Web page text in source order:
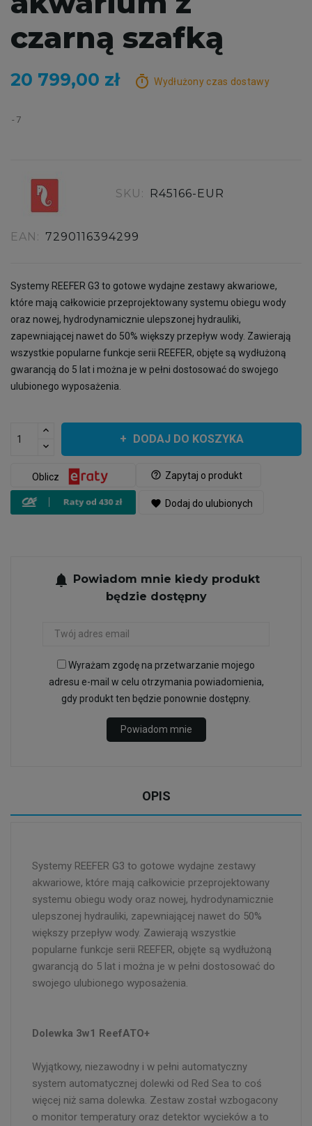
czarną szafką
20 799,00 zł timer Wydłużony czas dostawy
7
SKU: R45166-EUR
EAN: 7290116394299
Systemy REEFER G3 to gotowe wydajne zestawy akwariowe,
które mają całkowicie przeprojektowany systemu obiegu wody
oraz nowej, hydrodynamicznie ulepszonej hydrauliki,
zapewniającej nawet do 50% większy przepływ wody. Zawierają
wszystkie popularne funkcje serii REEFER, objęte są wydłużoną
gwarancją do 5 lat i można je w pełni dostosować do swojego
ulubionego wyposażenia.
DODAJ DO KOSZYKA
help_outline Zapytaj o produkt
Oblicz
favorite Dodaj do ulubionych
notifications Powiadom mnie kiedy produkt
będzie dostępny
Wyrażam zgodę na przetwarzanie mojego
adresu e-mail w celu otrzymania powiadomienia,
gdy produkt ten będzie ponownie dostępny.
Powiadom mnie
OPIS
Systemy REEFER G3 to gotowe wydajne zestawy
akwariowe, które mają całkowicie przeprojektowany
systemu obiegu wody oraz nowej, hydrodynamicznie
ulepszonej hydrauliki, zapewniającej nawet do 50%
większy przepływ wody. Zawierają wszystkie
popularne funkcje serii REEFER, objęte są wydłużoną
gwarancją do 5 lat i można je w pełni dostosować do
swojego ulubionego wyposażenia.
Dolewka 3w1 ReefATO+
Wyjątkowy, niezawodny i w pełni automatyczny
system automatycznej dolewki od Red Sea to coś
więcej niż sama dolewka. Zestaw został wzbogacony
o monitor temperatury oraz detektor wycieków a to